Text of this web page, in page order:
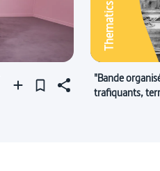
Thematics
"Bande
trafiquants,